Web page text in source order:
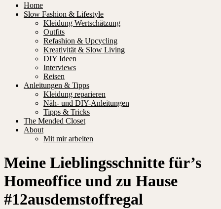
Home
Slow Fashion & Lifestyle
Kleidung Wertschätzung
Outfits
Refashion & Upcycling
Kreativität & Slow Living
DIY Ideen
Interviews
Reisen
Anleitungen & Tipps
Kleidung reparieren
Näh- und DIY-Anleitungen
Tipps & Tricks
The Mended Closet
About
Mit mir arbeiten
Meine Lieblingsschnitte für’s
Homeoffice und zu Hause
#12ausdemstoffregal